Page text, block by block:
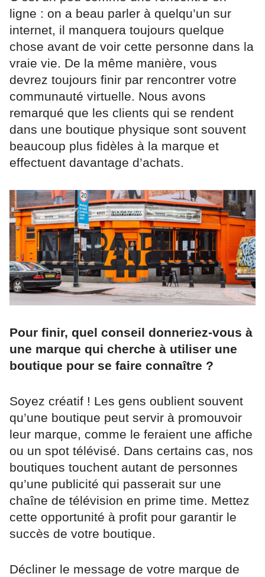
ligne : on a beau parler à quelqu’un sur
internet, il manquera toujours quelque
chose avant de voir cette personne dans la
vraie vie. De la même manière, vous
devrez toujours finir par rencontrer votre
communauté virtuelle. Nous avons
remarqué que les clients qui se rendent
dans une boutique physique sont souvent
beaucoup plus fidèles à la marque et
effectuent davantage d’achats.
Pour finir, quel conseil donneriez-vous à
une marque qui cherche à utiliser une
boutique pour se faire connaître ?
Soyez créatif ! Les gens oublient souvent
qu’une boutique peut servir à promouvoir
leur marque, comme le feraient une affiche
ou un spot télévisé. Dans certains cas, nos
boutiques touchent autant de personnes
qu’une publicité qui passerait sur une
chaîne de télévision en prime time. Mettez
cette opportunité à profit pour garantir le
succès de votre boutique.
Décliner le message de votre marque de